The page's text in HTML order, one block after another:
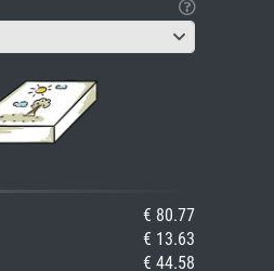
€ 80.77
€ 13.63
€ 44.58